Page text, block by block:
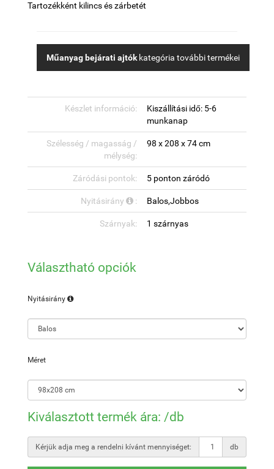
Tartozékként kilincs és zárbetét
Műanyag bejárati ajtók kategória további termékei
Készlet információ:
Kiszállítási idő: 5-6
munkanap
Szélesség / magasság /
mélység:
98 x 208 x 74 cm
Záródási pontok: 5 ponton záródó
Nyitásirány : Balos,Jobbos
Szárnyak: 1 szárnyas
Választható opciók
Nyitásirány
Méret
Kiválasztott termék ára: /db
Kérjük adja meg a rendelni kívánt mennyiséget: db